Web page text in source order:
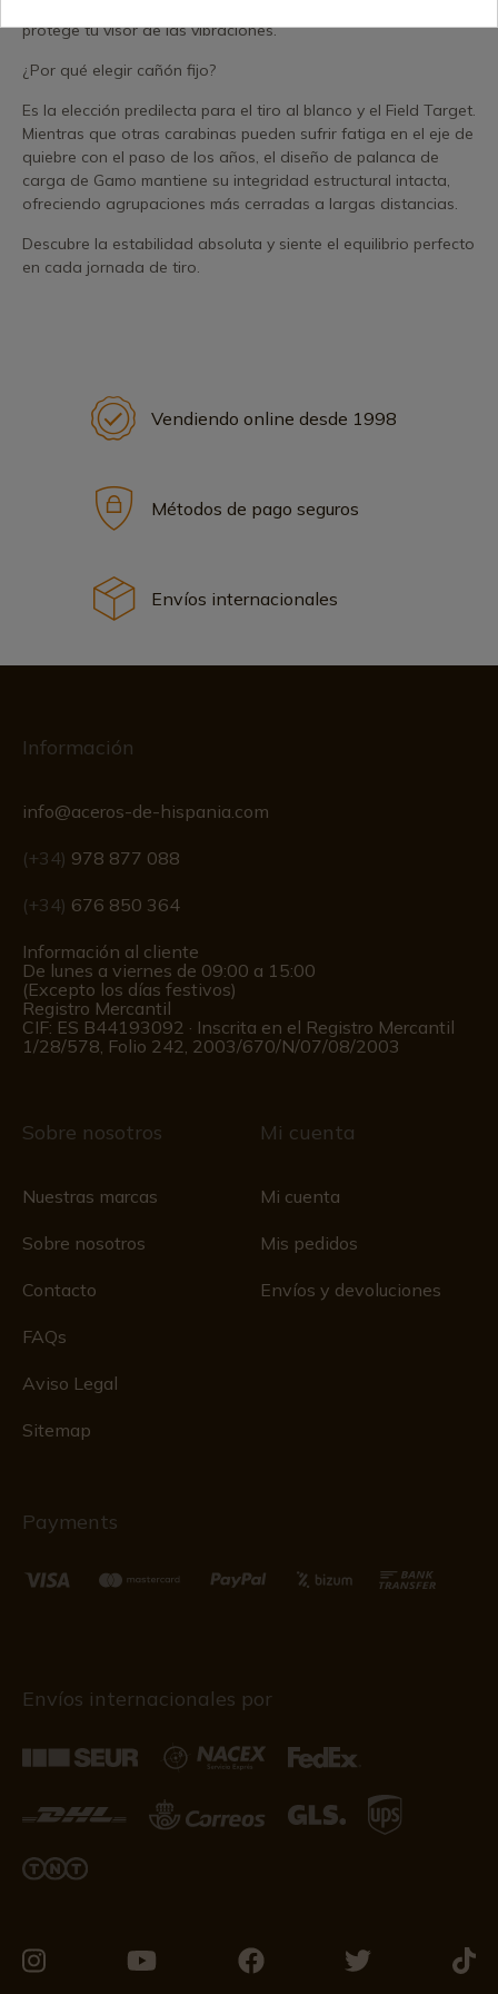
protege tu visor de las vibraciones.
¿Por qué elegir cañón fijo?
Es la elección predilecta para el tiro al blanco y el Field Target.
Mientras que otras carabinas pueden sufrir fatiga en el eje de
quiebre con el paso de los años, el diseño de palanca de
carga de Gamo mantiene su integridad estructural intacta,
ofreciendo agrupaciones más cerradas a largas distancias.
Descubre la estabilidad absoluta y siente el equilibrio perfecto
en cada jornada de tiro.
Vendiendo online desde 1998
Métodos de pago seguros
Envíos internacionales
Información
info@aceros-de-hispania.com
(+34) 978 877 088
(+34) 676 850 364
Información al cliente
De lunes a viernes de 09:00 a 15:00
(Excepto los días festivos)
Registro Mercantil
CIF: ES B44193092 · Inscrita en el Registro Mercantil
1/28/578, Folio 242, 2003/670/N/07/08/2003
Sobre nosotros
Nuestras marcas
Sobre nosotros
Contacto
FAQs
Aviso Legal
Sitemap
Mi cuenta
Mi cuenta
Mis pedidos
Envíos y devoluciones
Payments
Envíos internacionales por